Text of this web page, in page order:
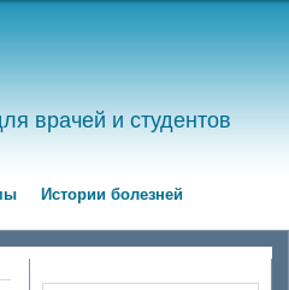
врачей и студентов
Истории болезней